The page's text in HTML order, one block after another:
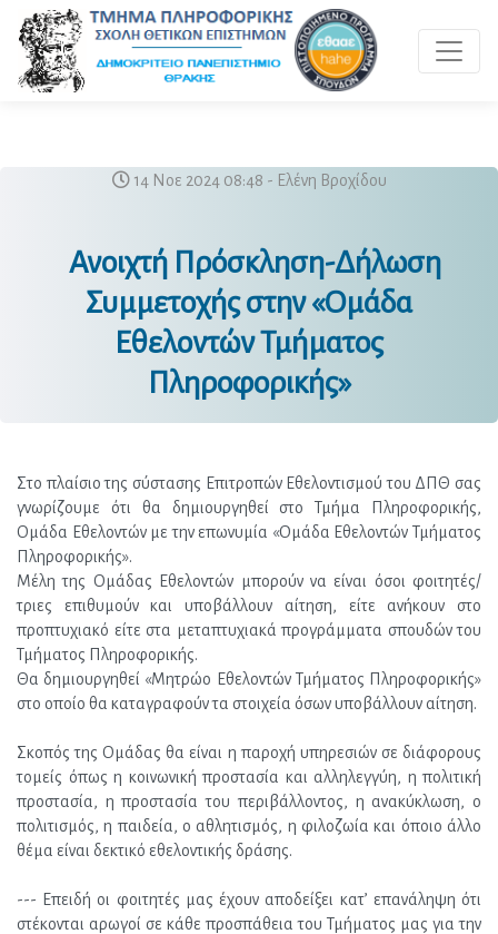
14 Νοε 2024 08:48 - Ελένη Βροχίδου
Ανοιχτή Πρόσκληση-Δήλωση
Συμμετοχής στην «Ομάδα
Εθελοντών Τμήματος
Πληροφορικής»
Στο πλαίσιο της σύστασης Επιτροπών Εθελοντισμού του ΔΠΘ σας
γνωρίζουμε ότι θα δημιουργηθεί στο Τμήμα Πληροφορικής,
Ομάδα Εθελοντών με την επωνυμία «Oμάδα Εθελοντών Τμήματος
Πληροφορικής».
Μέλη της Ομάδας Εθελοντών μπορούν να είναι όσοι φοιτητές/
τριες επιθυμούν και υποβάλλουν αίτηση, είτε ανήκουν στο
προπτυχιακό είτε στα μεταπτυχιακά προγράμματα σπουδών του
Τμήματος Πληροφορικής.
Θα δημιουργηθεί «Μητρώο Εθελοντών Τμήματος Πληροφορικής»
στο οποίο θα καταγραφούν τα στοιχεία όσων υποβάλλουν αίτηση.
Σκοπός της Ομάδας θα είναι η παροχή υπηρεσιών σε διάφορους
τομείς όπως η κοινωνική προστασία και αλληλεγγύη, η πολιτική
προστασία, η προστασία του περιβάλλοντος, η ανακύκλωση, ο
πολιτισμός, η παιδεία, ο αθλητισμός, η φιλοζωία και όποιο άλλο
θέμα είναι δεκτικό εθελοντικής δράσης.
--- Επειδή οι φοιτητές μας έχουν αποδείξει κατ’ επανάληψη ότι
στέκονται αρωγοί σε κάθε προσπάθεια του Τμήματος μας για την